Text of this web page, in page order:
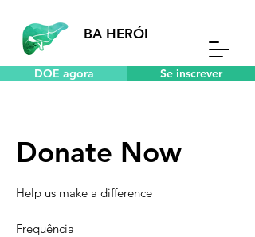
BA HERÓI
DOE agora Se inscrever
Donate Now
Help us make a difference
Frequência